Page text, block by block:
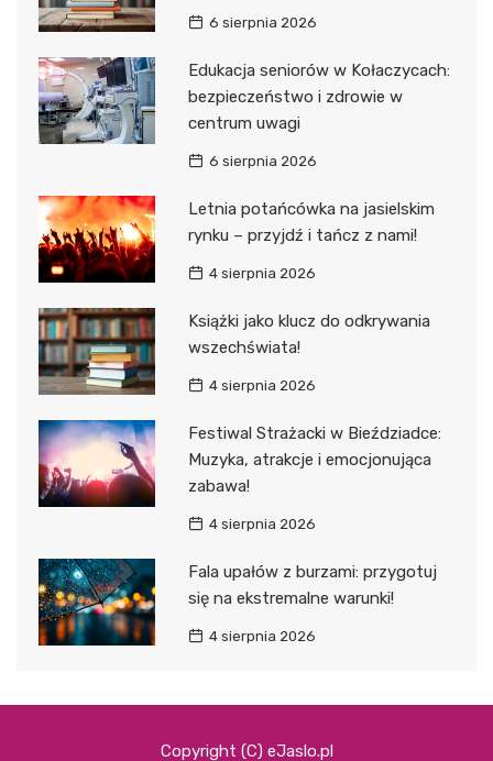
6 sierpnia 2026
Edukacja seniorów w Kołaczycach:
bezpieczeństwo i zdrowie w
centrum uwagi
6 sierpnia 2026
Letnia potańcówka na jasielskim
rynku – przyjdź i tańcz z nami!
4 sierpnia 2026
Książki jako klucz do odkrywania
wszechświata!
4 sierpnia 2026
Festiwal Strażacki w Bieździadce:
Muzyka, atrakcje i emocjonująca
zabawa!
4 sierpnia 2026
Fala upałów z burzami: przygotuj
się na ekstremalne warunki!
4 sierpnia 2026
Copyright (C) eJaslo.pl